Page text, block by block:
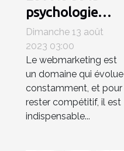
psychologie
dans le
webmarketing
Dimanche 13 août
2023 03:00
Le webmarketing est
un domaine qui évolue
constamment, et pour
rester compétitif, il est
indispensable...